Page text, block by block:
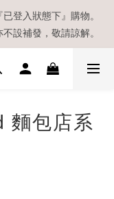
的所有貨品都需要訂
登入狀態下』購物。
設補發，敬請諒解。
出後，本店只會以電
的所有貨品都需要訂
麵包店系